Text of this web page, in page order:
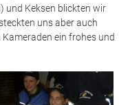
und Keksen blickten wir
uns aber auch
ein frohes und